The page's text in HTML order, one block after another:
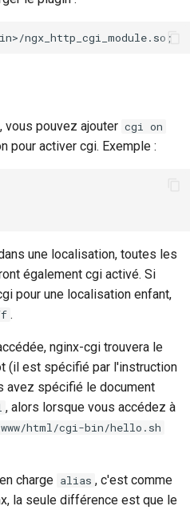
vous pouvez ajouter cgi on
pour activer cgi. Exemple :
une localisation, toutes les
également cgi activé. Si
pour une localisation enfant,
.
nginx-cgi trouvera le
(il est spécifié par l'instruction
avez spécifié le document
, alors lorsque vous accédez à
html/cgi-bin/hello.sh
charge alias , c'est comme
la seule différence est que le